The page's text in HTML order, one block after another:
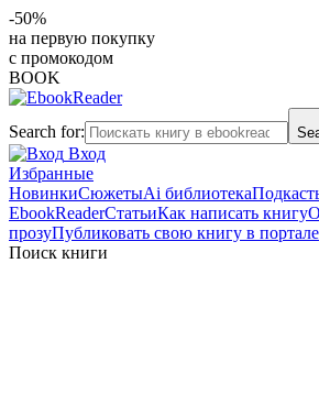
-50%
на первую покупку
с промокодом
BOOK
Search for:
Вход
Избранные
НовинкиСюжетыAi библиотека
EbookReaderСтатьиКак написать книгу
прозуПубликовать свою книгу в портале
Поиск книги